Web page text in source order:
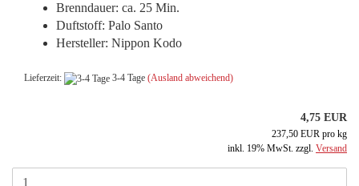
Brenndauer: ca. 25 Min.
Duftstoff: Palo Santo
Hersteller: Nippon Kodo
Lieferzeit: 3-4 Tage (Ausland abweichend)
4,75 EUR
237,50 EUR pro kg
inkl. 19% MwSt. zzgl. Versand